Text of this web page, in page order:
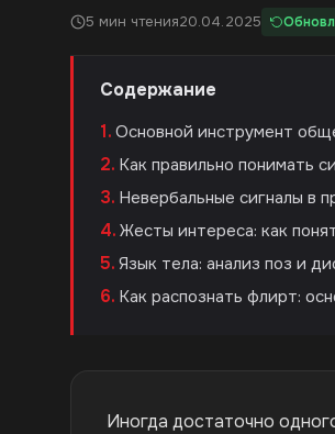
5 мин чтения20.04.2025
Содержание
Основной инструмент
Как правильно понимать
Невербальные сигналы в
Жесты интереса: как
Язык тела: анализ поз и
Как распознать флирт:
Иногда достаточно